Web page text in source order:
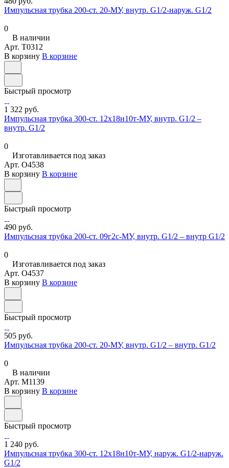
Импульсная трубка 200-ст. 20-МУ, внутр. G1/2-наруж. G1/2
0
В наличии
Арт. T0312
В корзину В корзине
Быстрый просмотр
1 322 руб.
Импульсная трубка 300-ст. 12х18н10т-МУ, внутр. G1/2 –
внутр. G1/2
0
Изготавливается под заказ
Арт. O4538
В корзину В корзине
Быстрый просмотр
490 руб.
Импульсная трубка 200-ст. 09г2с-МУ, внутр. G1/2 – внутр G1/2
0
Изготавливается под заказ
Арт. O4537
В корзину В корзине
Быстрый просмотр
505 руб.
Импульсная трубка 200-ст. 20-МУ, внутр. G1/2 – внутр. G1/2
0
В наличии
Арт. M1139
В корзину В корзине
Быстрый просмотр
1 240 руб.
Импульсная трубка 300-ст. 12х18н10т-МУ, наруж. G1/2-наруж.
G1/2